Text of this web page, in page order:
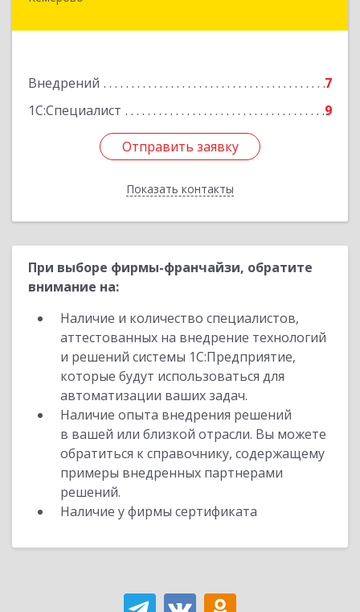
Внедрений
7
1С:Специалист
9
Отправить заявку
Показать контакты
Отправить заявку
Назад
При выборе фирмы-франчайзи, обратите
внимание на:
Наличие и количество специалистов,
аттестованных на внедрение технологий
и решений системы 1С:Предприятие,
которые будут использоваться для
автоматизации ваших задач.
Наличие опыта внедрения решений
в вашей или близкой отрасли. Вы можете
обратиться к справочнику, содержащему
примеры внедренных партнерами
решений.
Наличие у фирмы сертификата